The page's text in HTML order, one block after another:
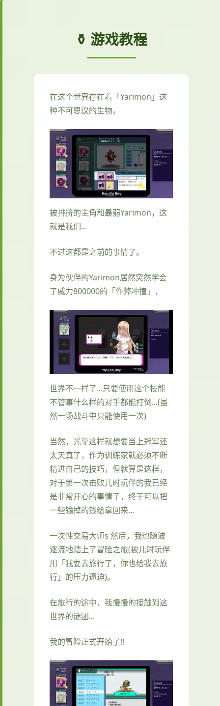
⚱️ 游戏教程
在这个世界存在着「Yarimon」这
种不可思议的生物。
被排挤的主角和最弱Yarimon，这
就是我们...
不过这都是之前的事情了。
身为伙伴的Yarimon居然突然学会
了威力800000的「作弊冲撞」，
世界不一样了...只要使用这个技能
不管事什么样的对手都能打倒...(虽
然一场战斗中只能使用一次)
当然，光靠这样就想要当上冠军还
太天真了，作为训练家就必须不断
精进自己的技巧，但就算是这样，
对于第一次击败儿时玩伴的我已经
是非常开心的事情了，终于可以把
一些输掉的钱给拿回来...
一次性交易大师s 然后，我也随波
逐流地踏上了冒险之旅(被儿时玩伴
用「我要去旅行了，你也给我去旅
行」的压力逼迫)。
在旅行的途中，我慢慢的接触到这
世界的谜团...
我的冒险正式开始了!!